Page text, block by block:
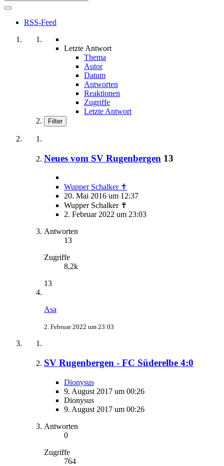
RSS-Feed
Letzte Antwort
Thema
Autor
Datum
Antworten
Reaktionen
Zugriffe
Letzte Antwort
Filter
Neues vom SV Rugenbergen 13
Wupper Schalker ✝
20. Mai 2016 um 12:37
Wupper Schalker ✝
2. Februar 2022 um 23:03
Antworten
13
Zugriffe
8,2k
13
Asa
2. Februar 2022 um 23:03
SV Rugenbergen - FC Süderelbe 4:0
Dionysus
9. August 2017 um 00:26
Dionysus
9. August 2017 um 00:26
Antworten
0
Zugriffe
764